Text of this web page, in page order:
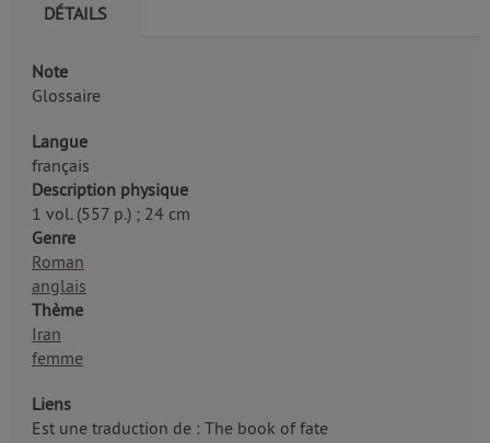
DÉTAILS
Note
Glossaire
Langue
français
Description physique
1 vol. (557 p.) ; 24 cm
Genre
Roman
anglais
Thème
Iran
femme
Liens
Est une traduction de : The book of fate